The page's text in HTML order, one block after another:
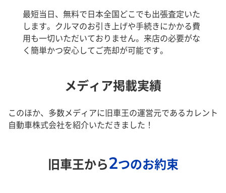
最短当日、無料で日本全国どこでも出張査定いた
します。クルマのお引き上げや手続きにかかる費
用も一切いただいておりません。来店の必要がな
く簡単かつ安心してご売却が可能です。
メディア掲載実績
このほか、多数メディアに旧車王の運営元であるカレント
自動車株式会社を紹介いただきました！
旧車王から2つのお約束